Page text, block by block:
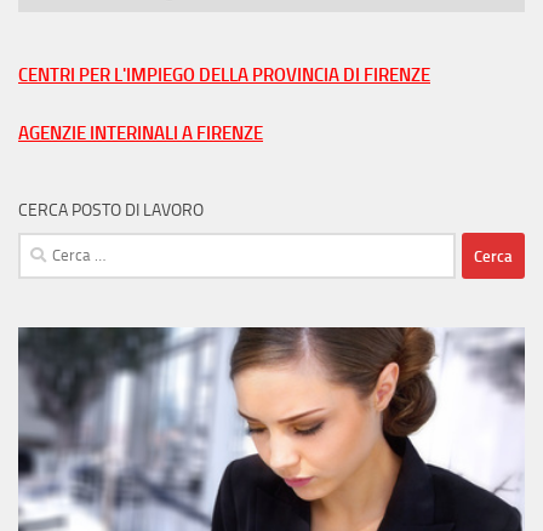
tua
CENTRI PER L'IMPIEGO DELLA PROVINCIA DI FIRENZE
AGENZIE INTERINALI A FIRENZE
CERCA POSTO DI LAVORO
Ricerca
per: